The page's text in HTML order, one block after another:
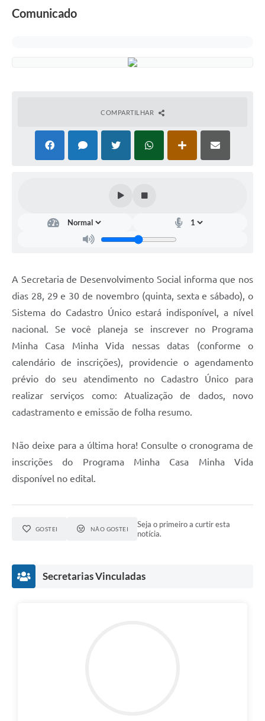
Comunicado
COMPARTILHAR
A Secretaria de Desenvolvimento Social informa que nos
dias 28, 29 e 30 de novembro (quinta, sexta e sábado), o
Sistema do Cadastro Único estará indisponível, a nível
nacional. Se você planeja se inscrever no Programa
Minha Casa Minha Vida nessas datas (conforme o
calendário de inscrições), providencie o agendamento
prévio do seu atendimento no Cadastro Único para
realizar serviços como: Atualização de dados, novo
cadastramento e emissão de folha resumo.
Não deixe para a última hora! Consulte o cronograma de
inscrições do Programa Minha Casa Minha Vida
disponível no edital.
GOSTEI NÃO GOSTEI
Seja o primeiro a curtir esta
notícia.
Secretarias Vinculadas